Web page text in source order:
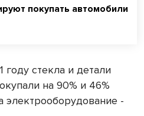
покупать автомобили
стекла и детали
на 90% и 46%
электрооборудование -